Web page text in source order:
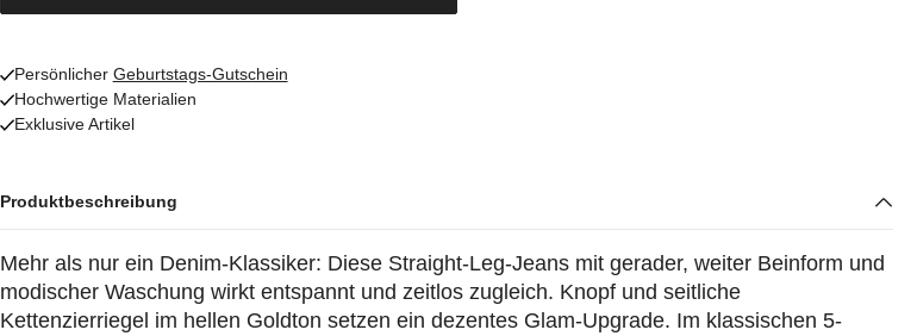
Persönlicher Geburtstags-Gutschein
Hochwertige Materialien
Exklusive Artikel
Produktbeschreibung
Mehr als nur ein Denim-Klassiker: Diese Straight-Leg-Jeans mit gerader, weiter Beinform und
modischer Waschung wirkt entspannt und zeitlos zugleich. Knopf und seitliche
Kettenzierriegel im hellen Goldton setzen ein dezentes Glam-Upgrade. Im klassischen 5-